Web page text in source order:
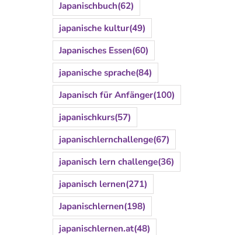
Japanischbuch(62)
japanische kultur(49)
Japanisches Essen(60)
japanische sprache(84)
Japanisch für Anfänger(100)
japanischkurs(57)
japanischlernchallenge(67)
japanisch lern challenge(36)
japanisch lernen(271)
Japanischlernen(198)
japanischlernen.at(48)